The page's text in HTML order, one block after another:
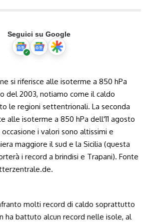
Seguici su Google
molti record di caldo soprattutto
ha battuto alcun record nelle isole, al